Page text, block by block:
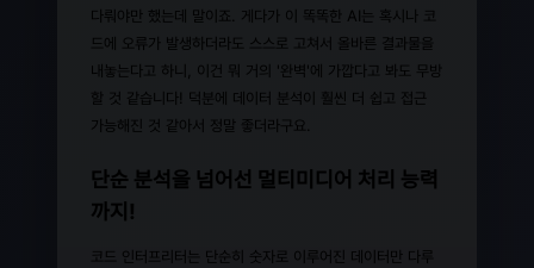
다뤄야만 했는데 말이죠. 게다가 이 똑똑한 AI는 혹시나 코
드에 오류가 발생하더라도 스스로 고쳐서 올바른 결과물을
내놓는다고 하니, 이건 뭐 거의 '완벽'에 가깝다고 봐도 무방
할 것 같습니다! 덕분에 데이터 분석이 훨씬 더 쉽고 접근
가능해진 것 같아서 정말 좋더라구요.
단순 분석을 넘어선 멀티미디어 처리 능력
까지!
코드 인터프리터는 단순히 숫자로 이루어진 데이터만 다루